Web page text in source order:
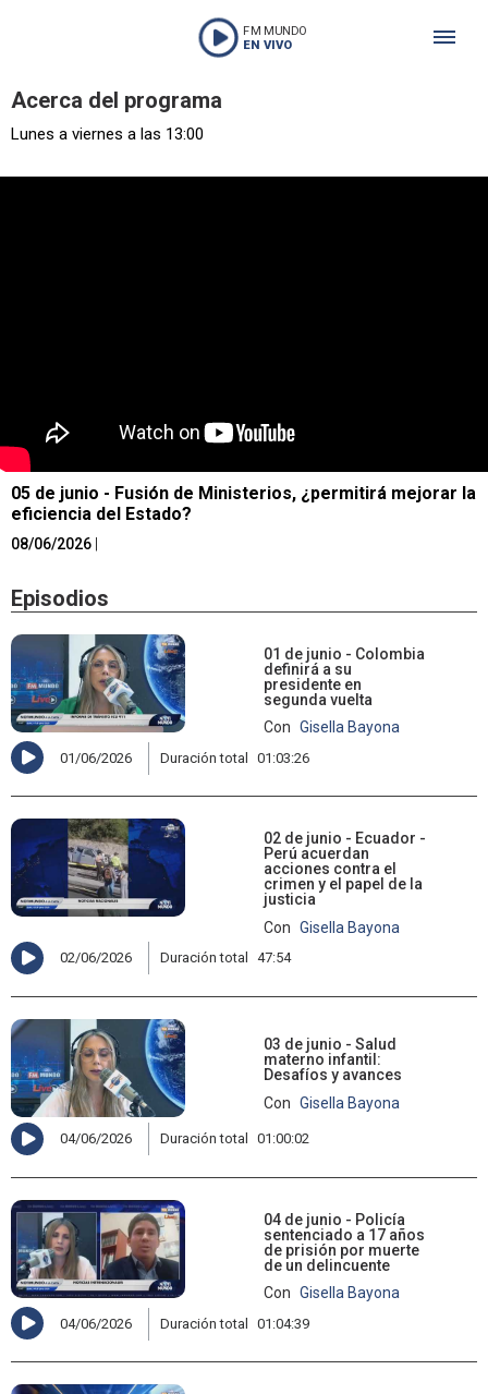
FM MUNDO
EN VIVO
05 de junio - Fusión de Ministerios, ¿permitirá mejorar la
eficiencia del Estado?
08/06/2026
Episodios
01 de junio - Colombia
definirá a su
presidente en
segunda vuelta
Con Gisella Bayona
01/06/2026 Duración total 01:03:26
02 de junio - Ecuador -
Perú acuerdan
acciones contra el
crimen y el papel de la
justicia
Con Gisella Bayona
02/06/2026 Duración total 47:54
03 de junio - Salud
materno infantil:
Desafíos y avances
Con Gisella Bayona
04/06/2026 Duración total 01:00:02
04 de junio - Policía
sentenciado a 17 años
de prisión por muerte
de un delincuente
Con Gisella Bayona
04/06/2026 Duración total 01:04:39
Acerca del programa
Lunes a viernes a las 13:00